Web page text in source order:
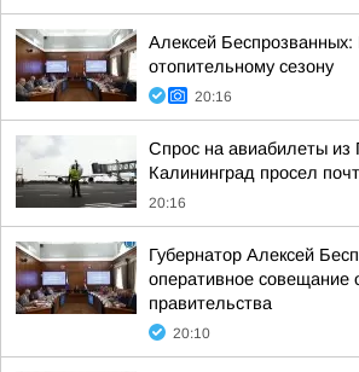
Алексей Беспрозванных:
отопительному сезону
20:16
Спрос на авиабилеты из
Калининград просел
20:16
Губернатор Алексей
оперативное совещание
правительства
20:10